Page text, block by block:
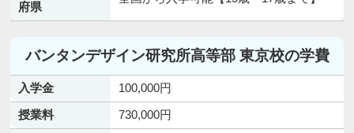
府県
バンタンデザイン研究所高等部 東京校の学費
入学金
100,000円
授業料
730,000円